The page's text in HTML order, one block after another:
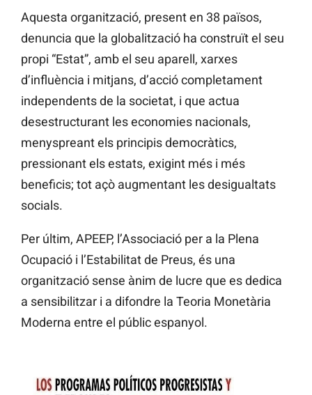
Aquesta organització, present en 38 països,
denuncia que la globalització ha construït el seu
propi “Estat”, amb el seu aparell, xarxes
d’influència i mitjans, d’acció completament
independents de la societat, i que actua
desestructurant les economies nacionals,
menyspreant els principis democràtics,
pressionant els estats, exigint més i més
beneficis; tot açò augmentant les desigualtats
socials.
Per últim, APEEP, l’Associació per a la Plena
Ocupació i l’Estabilitat de Preus, és una
organització sense ànim de lucre que es dedica
a sensibilitzar i a difondre la Teoria Monetària
Moderna entre el públic espanyol.